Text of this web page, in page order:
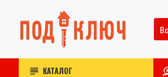
КАТАЛОГ